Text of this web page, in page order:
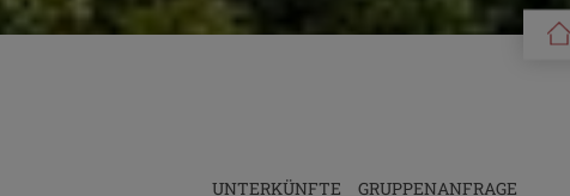
UNTERKÜNFTE GRUPPENANFRAGE